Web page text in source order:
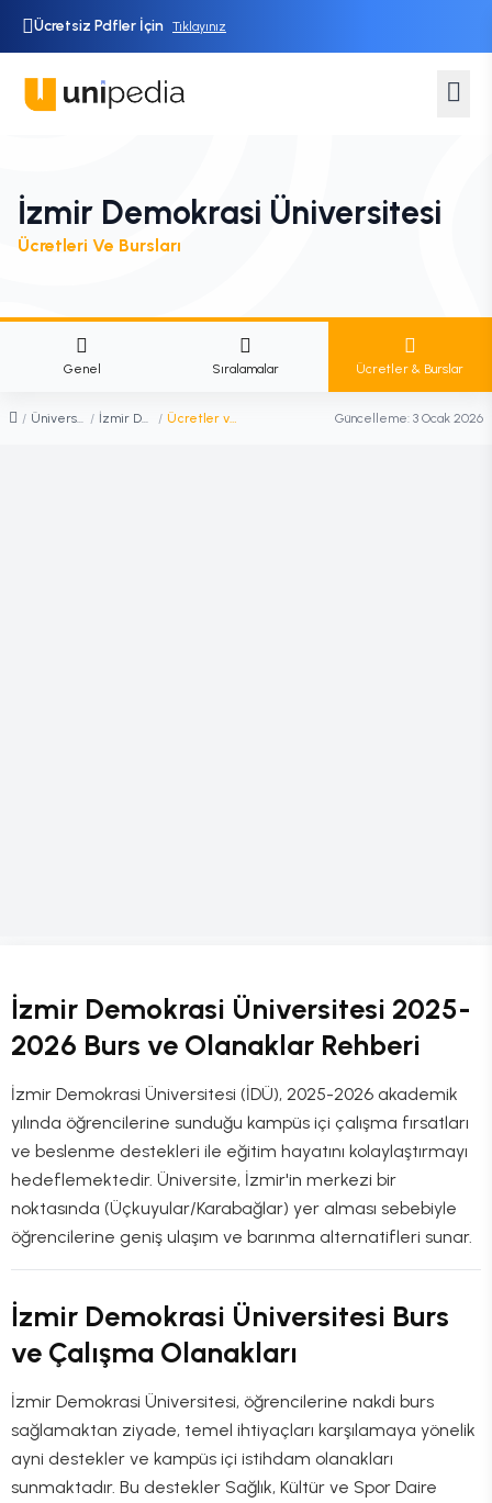
Ücretsiz Pdfler İçin Tıklayınız
İzmir Demokrasi Üniversitesi
Ücretleri Ve Bursları
Genel Sıralamalar Ücretler & Burslar
/ Üniversiteler / İzmir Demokrasi Üniversitesi / Ücretler ve Burslar Güncelleme: 3 Ocak 2026
İzmir Demokrasi Üniversitesi 2025-
2026 Burs ve Olanaklar Rehberi
İzmir Demokrasi Üniversitesi (İDÜ), 2025-2026 akademik
yılında öğrencilerine sunduğu kampüs içi çalışma fırsatları
ve beslenme destekleri ile eğitim hayatını kolaylaştırmayı
hedeflemektedir. Üniversite, İzmir'in merkezi bir
noktasında (Üçkuyular/Karabağlar) yer alması sebebiyle
öğrencilerine geniş ulaşım ve barınma alternatifleri sunar.
İzmir Demokrasi Üniversitesi Burs
ve Çalışma Olanakları
İzmir Demokrasi Üniversitesi, öğrencilerine nakdi burs
sağlamaktan ziyade, temel ihtiyaçları karşılamaya yönelik
ayni destekler ve kampüs içi istihdam olanakları
sunmaktadır. Bu destekler Sağlık, Kültür ve Spor Daire